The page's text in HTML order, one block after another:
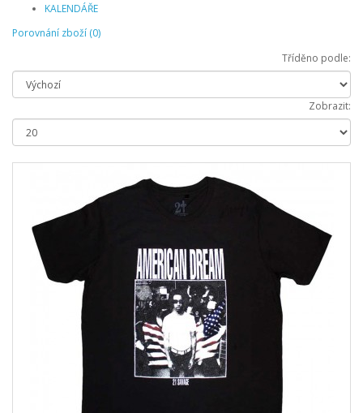
KALENDÁŘE
Porovnání zboží (0)
Tříděno podle:
Zobrazit: